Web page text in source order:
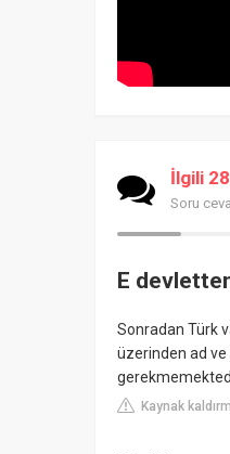
İlgili
Soru
E
Sonradan Türk
üzerinden ad ve
Kaynak